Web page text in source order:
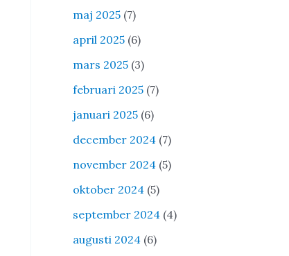
maj 2025 (7)
april 2025 (6)
mars 2025 (3)
februari 2025 (7)
januari 2025 (6)
december 2024 (7)
november 2024 (5)
oktober 2024 (5)
september 2024 (4)
augusti 2024 (6)